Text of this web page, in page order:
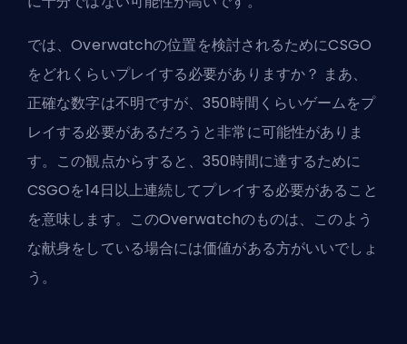
では、Overwatchの位置を検討されるためにCSGO
をどれくらいプレイする必要がありますか？ まあ、
正確な数字は不明ですが、350時間くらいゲームをプ
レイする必要があるだろうと非常に可能性がありま
す。この観点からすると、350時間に達するために
CSGOを14日以上連続してプレイする必要があること
を意味します。このOverwatchのものは、このよう
な献身をしている場合には価値がある方がいいでしょ
う。